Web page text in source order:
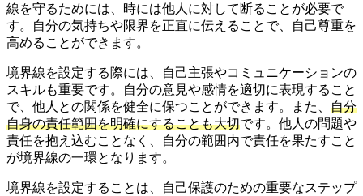
線を守るためには、時には他人に対して断ることが必要で
す。自分の気持ちや限界を正直に伝えることで、自己尊重を
高めることができます。
境界線を設定する際には、自己主張やコミュニケーションの
スキルも重要です。自分の意見や感情を適切に表現すること
で、他人との関係を健全に保つことができます。また、 自分
自身の責任範囲を明確にすることも大切です。他人の問題や
責任を抱え込むことなく、自分の範囲内で責任を果たすこと
が境界線の一環となります。
境界線を設定することは、自己保護のための重要なステップ